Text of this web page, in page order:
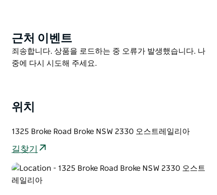
Product
List
근처 이벤트
Product
List
죄송합니다. 상품을 로드하는 중 오류가 발생했습니다. 나
중에 다시 시도해 주세요.
위치
1325 Broke Road Broke NSW 2330 오스트레일리아
길찾기